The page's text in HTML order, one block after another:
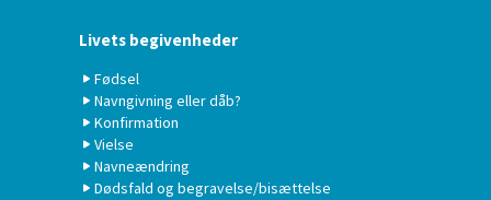
Livets begivenheder
Fødsel
Navngivning eller dåb?
Konfirmation
Vielse
Navneændring
Dødsfald og begravelse/bisættelse